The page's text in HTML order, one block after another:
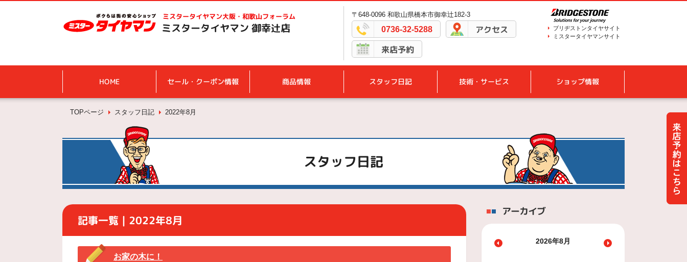
ミスタータイヤマン大阪・和歌山フォーラム
ミスタータイヤマン 御幸辻店
〒648-0096 和歌山県橋本市御幸辻182-3
0736-32-5288 アクセス
来店予約
ブリヂストンタイヤサイト
ミスタータイヤマンサイト
HOME セール・クーポン情報 商品情報 スタッフ日記 技術・サービス ショップ情報
TOPページ スタッフ日記 2022年8月
スタッフ日記
記事一覧｜2022年8月
お家の木に！
アーカイブ
2026年8月